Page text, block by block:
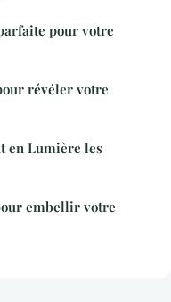
pour votre
révéler votre
en Lumière les
embellir votre